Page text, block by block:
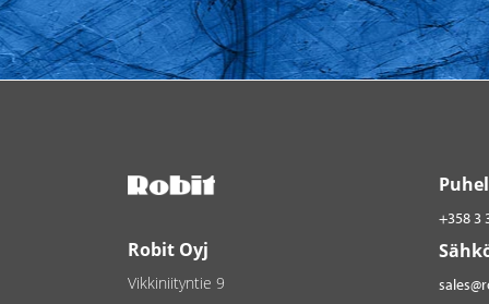
Robit Oyj
Vikkiniityntie 9
+358 3